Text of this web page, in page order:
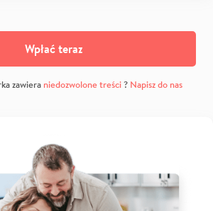
Wpłać teraz
zawiera niedozwolone treści? Napisz do nas